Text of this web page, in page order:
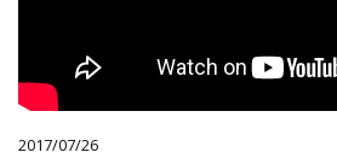
2017/07/26